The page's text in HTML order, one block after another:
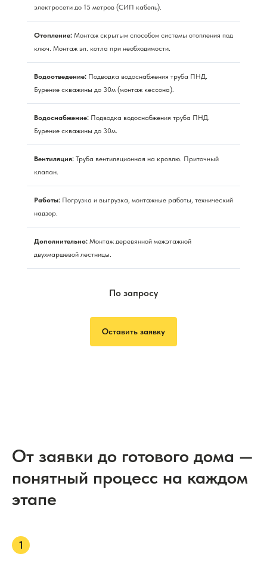
электросети до 15 метров (СИП кабель).
Отопление: Монтаж скрытым способом системы отопления под
ключ. Монтаж эл. котла при необходимости.
Водоотведение: Подводка водоснабжения труба ПНД.
Бурение скважины до 30м (монтаж кессона).
Водоснабжение: Подводка водоснабжения труба ПНД.
Бурение скважины до 30м.
Вентиляция: Труба вентиляционная на кровлю. Приточный
клапан.
Работы: Погрузка и выгрузка, монтажные работы, технический
надзор.
Дополнительно: Монтаж деревянной межэтажной
двухмаршевой лестницы.
По запросу
Оставить заявку
От заявки до готового дома —
понятный процесс на каждом
этапе